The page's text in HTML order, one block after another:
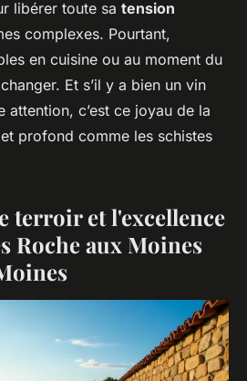
libérer toute sa tension
complexes. Pourtant,
en cuisine ou au moment du
Et s’il y a bien un vin
attention, c’est ce joyau de la
profond comme les schistes
terroir et l'excellence
Roche aux Moines